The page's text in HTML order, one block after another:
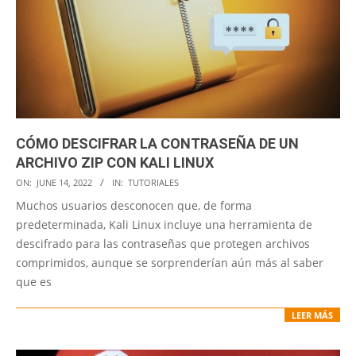
CÓMO DESCIFRAR LA CONTRASEÑA DE UN
ARCHIVO ZIP CON KALI LINUX
2022-
06-
14
ON: JUNE 14, 2022 IN: TUTORIALES
Muchos usuarios desconocen que, de forma
predeterminada, Kali Linux incluye una herramienta de
descifrado para las contraseñas que protegen archivos
comprimidos, aunque se sorprenderían aún más al saber
que es
LEER MÁS